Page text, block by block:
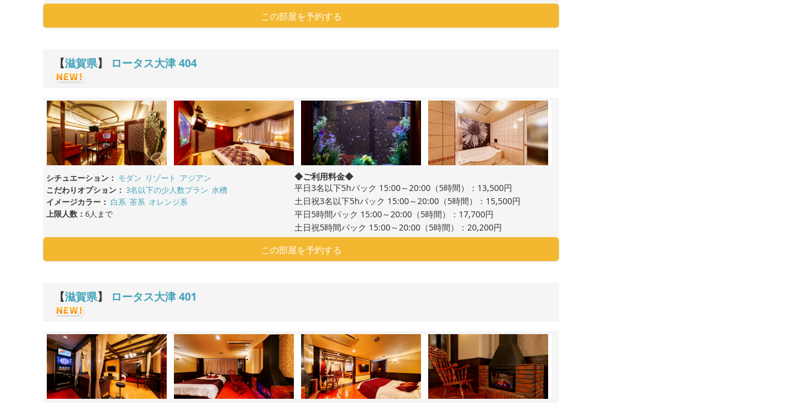
この部屋を予約する
【滋賀県】 ロータス大津 404
シチュエーション： モダン リゾート アジアン
こだわりオプション： 3名以下の少人数プラン 水槽
イメージカラー： 白系 茶系 オレンジ系
上限人数： 6人まで
◆ご利用料金◆
平日3名以下5hパック 15:00～20:00（5時間）：13,500円
土日祝3名以下5hパック 15:00～20:00（5時間）：15,500円
平日5時間パック 15:00～20:00（5時間）：17,700円
土日祝5時間パック 15:00～20:00（5時間）：20,200円
この部屋を予約する
【滋賀県】 ロータス大津 401